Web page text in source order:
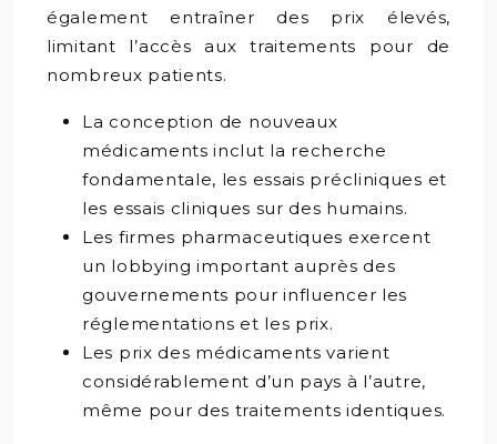
également entraîner des prix élevés,
limitant l’accès aux traitements pour de
nombreux patients.
La conception de nouveaux
médicaments inclut la recherche
fondamentale, les essais précliniques et
les essais cliniques sur des humains.
Les firmes pharmaceutiques exercent
un lobbying important auprès des
gouvernements pour influencer les
réglementations et les prix.
Les prix des médicaments varient
considérablement d’un pays à l’autre,
même pour des traitements identiques.